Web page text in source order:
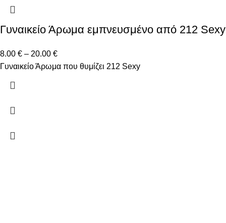
Γυναικείο Άρωμα εμπνευσμένο από 212 Sexy
8.00 € – 20.00 €
Γυναικείο Άρωμα που θυμίζει 212 Sexy